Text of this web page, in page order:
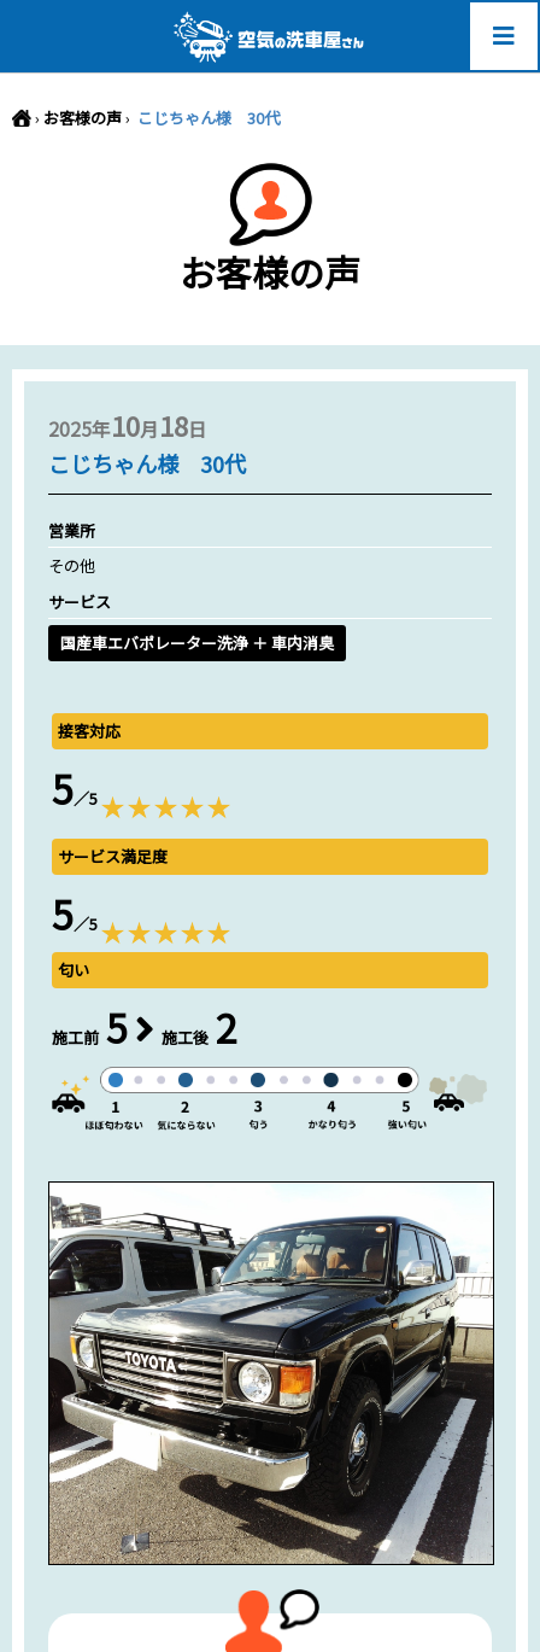
› お客様の声› こじちゃん様 30代
お客様の声
2025年10月18日
こじちゃん様 30代
営業所
その他
サービス
国産車エバポレーター洗浄 ＋ 車内消臭
接客対応
5／5
サービス満足度
5／5
匂い
施工前 5 施工後 2